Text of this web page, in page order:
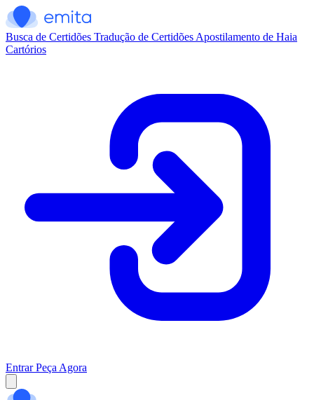
Busca de Certidões Tradução de Certidões Apostilamento de Haia
Cartórios
Entrar Peça Agora